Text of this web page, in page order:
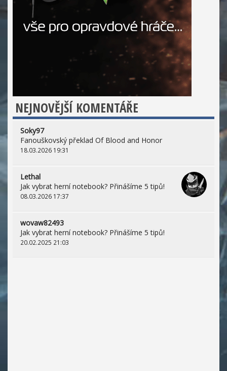
NEJNOVĚJŠÍ KOMENTÁŘE
Soky97
Fanouškovský překlad Of Blood and Honor
18.03.2026 19:31
Lethal
Jak vybrat herní notebook? Přinášíme 5 tipů!
08.03.2026 17:37
wovaw82493
Jak vybrat herní notebook? Přinášíme 5 tipů!
20.02.2025 21:03